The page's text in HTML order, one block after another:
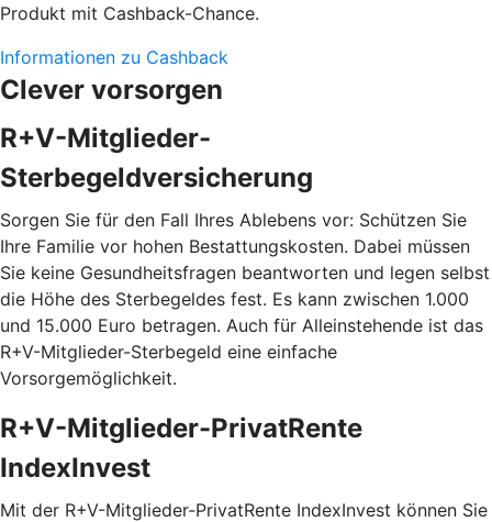
Produkt mit Cashback-Chance.
Informationen zu Cashback
Clever vorsorgen
R+V-Mitglieder-
Sterbegeldversicherung
Sorgen Sie für den Fall Ihres Ablebens vor: Schützen Sie
Ihre Familie vor hohen Bestattungskosten. Dabei müssen
Sie keine Gesundheitsfragen beantworten und legen selbst
die Höhe des Sterbegeldes fest. Es kann zwischen 1.000
und 15.000 Euro betragen. Auch für Alleinstehende ist das
R+V-Mitglieder-Sterbegeld eine einfache
Vorsorgemöglichkeit.
R+V-Mitglieder-PrivatRente
IndexInvest
Mit der R+V-Mitglieder-PrivatRente IndexInvest können Sie